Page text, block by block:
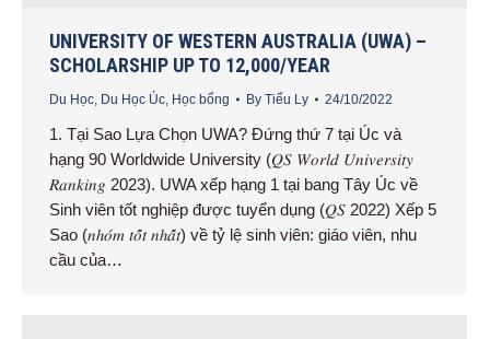
UNIVERSITY OF WESTERN AUSTRALIA (UWA) –
SCHOLARSHIP UP TO 12,000/YEAR
Du Học Du Học Úc Học bổng By Tiểu Ly 24/10/2022
1. Tại Sao Lựa Chọn UWA? Đứng thứ 7 tại Úc và
hạng 90 Worldwide University (𝑄𝑆 𝑊𝑜𝑟𝑙𝑑 𝑈𝑛𝑖𝑣𝑒𝑟𝑠𝑖𝑡𝑦
𝑅𝑎𝑛𝑘𝑖𝑛𝑔 2023). UWA xếp hạng 1 tại bang Tây Úc về
Sinh viên tốt nghiệp được tuyển dụng (𝑄𝑆 2022) Xếp 5
Sao (𝑛ℎ𝑜́𝑚 𝑡𝑜̂́𝑡 𝑛ℎ𝑎̂́𝑡) về tỷ lệ sinh viên: giáo viên, nhu
cầu của…